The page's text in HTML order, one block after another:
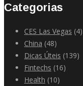
Categorias
CES Las Vegas (4)
China (48)
Dicas Úteis (139)
Fintechs (16)
Health (10)